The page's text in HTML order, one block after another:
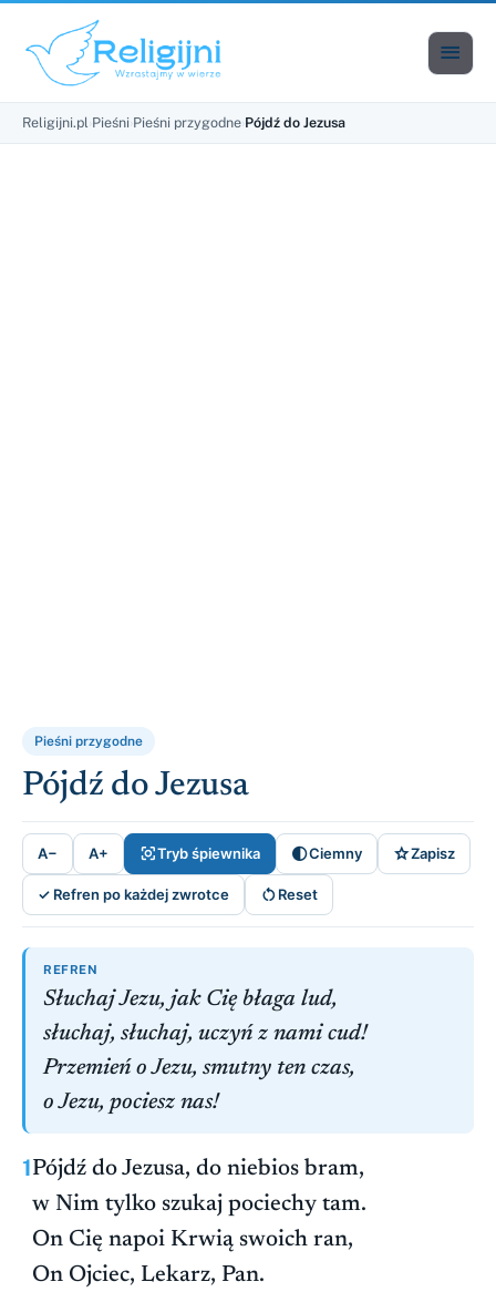

Religijni.pl›Pieśni›Pieśni przygodne›Pójdź do Jezusa
Pieśni przygodne
Pójdź do Jezusa
A− A+ Tryb śpiewnika Ciemny Zapisz
✓ Refren po każdej zwrotce Reset
REFREN
Słuchaj Jezu, jak Cię błaga lud,
słuchaj, słuchaj, uczyń z nami cud!
Przemień o Jezu, smutny ten czas,
o Jezu, pociesz nas!
1Pójdź do Jezusa, do niebios bram,
w Nim tylko szukaj pociechy tam.
On Cię napoi Krwią swoich ran,
On Ojciec, Lekarz, Pan.